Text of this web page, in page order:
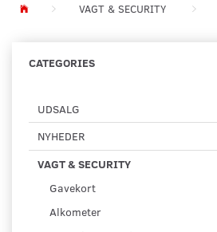
VAGT & SECURITY
CATEGORIES
UDSALG
NYHEDER
VAGT & SECURITY
Gavekort
Alkometer